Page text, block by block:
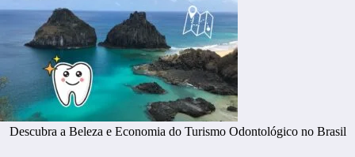
Descubra a Beleza e Economia do Turismo Odontológico no Brasil